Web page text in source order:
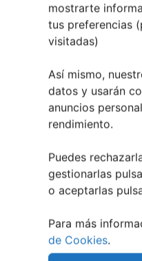
mostrarte
tus preferencias
visitadas)
Así mismo,
datos y usarán
anuncios
rendimiento.
Puedes
gestionarlas
o aceptarlas
Para más
de Cookies.